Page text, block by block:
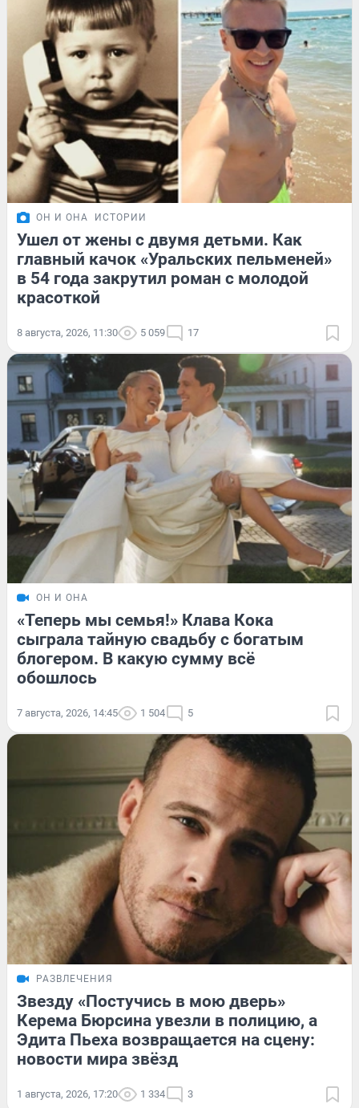
ОН И ОНА ИСТОРИИ
Ушел от жены с двумя детьми. Как
главный качок «Уральских пельменей»
в 54 года закрутил роман с молодой
красоткой
8 августа, 2026, 11:30 5 059 17
ОН И ОНА
«Теперь мы семья!» Клава Кока
сыграла тайную свадьбу с богатым
блогером. В какую сумму всё
обошлось
7 августа, 2026, 14:45 1 504 5
РАЗВЛЕЧЕНИЯ
Звезду «Постучись в мою дверь»
Керема Бюрсина увезли в полицию, а
Эдита Пьеха возвращается на сцену:
новости мира звёзд
1 августа, 2026, 17:20 1 334 3